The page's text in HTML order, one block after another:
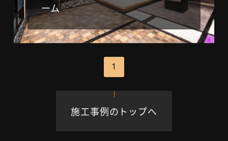
ーム
1
施工事例のトップへ